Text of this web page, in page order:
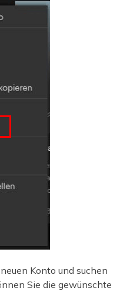
Konto und suchen
Sie die gewünschte